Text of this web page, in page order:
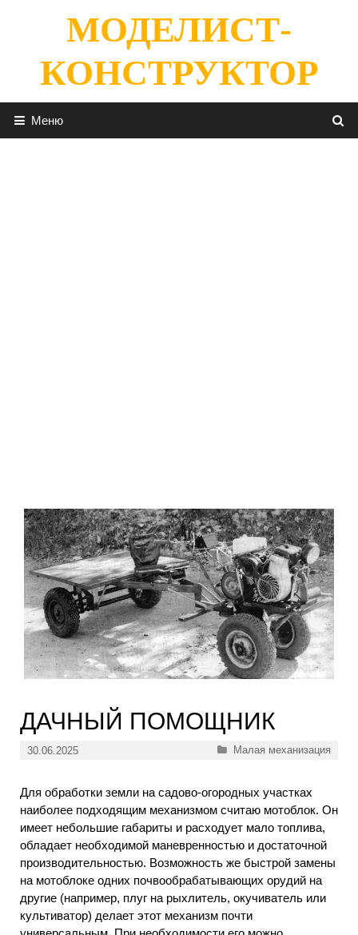
содержимомуМОДЕЛИСТ-
КОНСТРУКТОР
Меню
ДАЧНЫЙ ПОМОЩНИК
30.06.2025 Рубрики
Малая механизация
Для обработки земли на садово-огородных участках
наиболее подходящим механизмом считаю мотоблок. Он
имеет небольшие габариты и расходует мало топлива,
обладает необходимой маневренностью и достаточной
производительностью. Возможность же быстрой замены
на мотоблоке одних почвообрабатывающих орудий на
другие (например, плуг на рыхлитель, окучиватель или
культиватор) делает этот механизм почти